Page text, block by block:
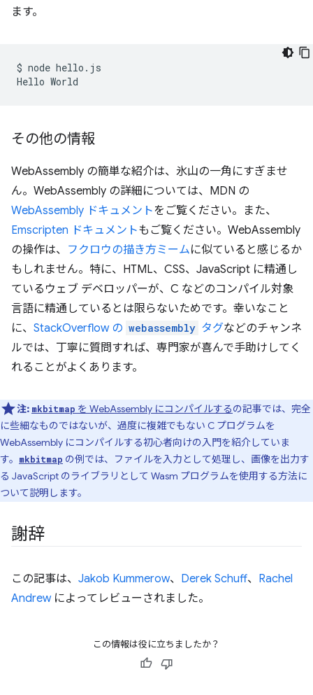
ます。
$ node hello.js
Hello
その他の情報
WebAssembly の簡単な紹介は、氷山の一角にすぎませ
ん。WebAssembly の詳細については、MDN の
WebAssembly ドキュメントをご覧ください。また、
Emscripten ドキュメントもご覧ください。WebAssembly
の操作は、 フクロウの描き方ミームに似ていると感じるか
もしれません。特に、HTML、CSS、JavaScript に精通し
ているウェブ デベロッパーが、C などのコンパイル対象
言語に精通しているとは限らないためです。幸いなこと
に、 StackOverflow の webassembly タグなどのチャンネ
ルでは、丁寧に質問すれば、専門家が喜んで手助けしてく
れることがよくあります。
注: mkbitmap を WebAssembly にコンパイルするの記事では、完全
に些細なものではないが、過度に複雑でもない C プログラムを
WebAssembly にコンパイルする初心者向けの入門を紹介していま
す。
mkbitmap の例では、ファイルを入力として処理し、画像を出力す
る JavaScript のライブラリとして Wasm プログラムを使用する方法に
ついて説明します。
謝辞
この記事は、 Jakob Kummerow、 Derek Schuff、 Rachel
Andrewによってレビューされました。
この情報は役に立ちましたか？